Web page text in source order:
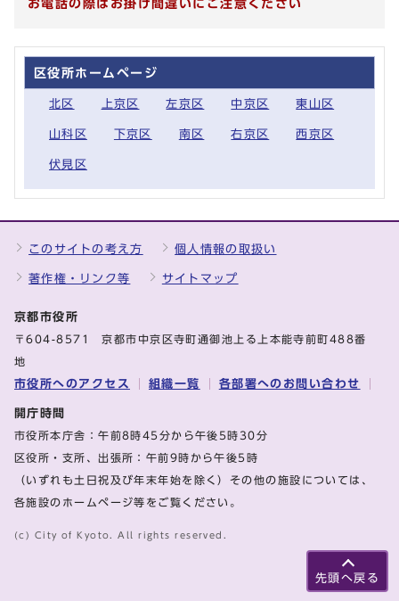
お電話の際はお掛け間違いにご注意ください
区役所ホームページ
北区 上京区 左京区 中京区 東山区
山科区 下京区 南区 右京区 西京区
伏見区
先頭へ戻る
このサイトの考え方 個人情報の取扱い
著作権・リンク等 サイトマップ
京都市役所
〒604-8571 京都市中京区寺町通御池上る上本能寺前町488番
地
市役所へのアクセス 組織一覧 各部署へのお問い合わせ
開庁時間
市役所本庁舎：午前8時45分から午後5時30分
区役所・支所、出張所：午前9時から午後5時
（いずれも土日祝及び年末年始を除く）その他の施設については、
各施設のホームページ等をご覧ください。
(c) City of Kyoto. All rights reserved.